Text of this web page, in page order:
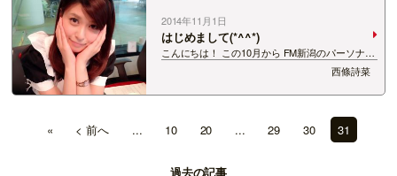
2014年11月1日
はじめまして(*^^*)
こんにちは！ この10月から FM新潟のパーソナリ
ティーに仲間入りした 西條詩菜（さいじょう し
「FIGUEROA」（月〜木・13：55〜）の 木曜ア
西條詩菜
« < 前へ ... 10 20 ... 29 30 31
過去の記事